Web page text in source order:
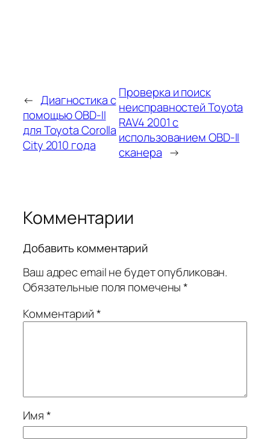
← Диагностика с
помощью OBD-II
для Toyota Corolla
City 2010 года
Проверка и поиск
неисправностей Toyota
RAV4 2001 с
использованием OBD-II
сканера →
Комментарии
Добавить комментарий
Ваш адрес email не будет опубликован.
Обязательные поля помечены*
Комментарий*
Имя*